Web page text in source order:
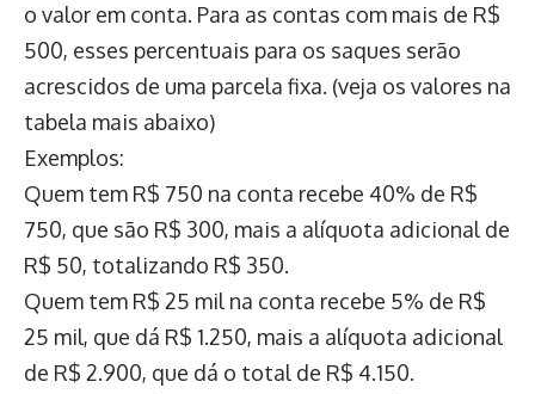
o valor em conta. Para as contas com mais de R$
500, esses percentuais para os saques serão
acrescidos de uma parcela fixa. (veja os valores na
tabela mais abaixo)
Exemplos:
Quem tem R$ 750 na conta recebe 40% de R$
750, que são R$ 300, mais a alíquota adicional de
R$ 50, totalizando R$ 350.
Quem tem R$ 25 mil na conta recebe 5% de R$
25 mil, que dá R$ 1.250, mais a alíquota adicional
de R$ 2.900, que dá o total de R$ 4.150.